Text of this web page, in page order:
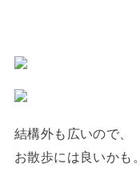
結構外も広いので、
お散歩には良いかも。